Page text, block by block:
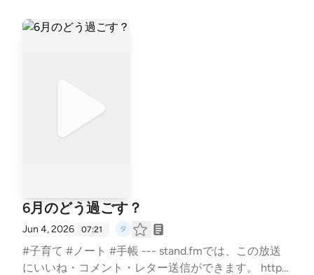
6月のどう過ごす？
Jun 4, 2026 07:21
#子育て #ノート #手帳 --- stand.fmでは、この放送
にいいね・コメント・レター送信ができます。 http